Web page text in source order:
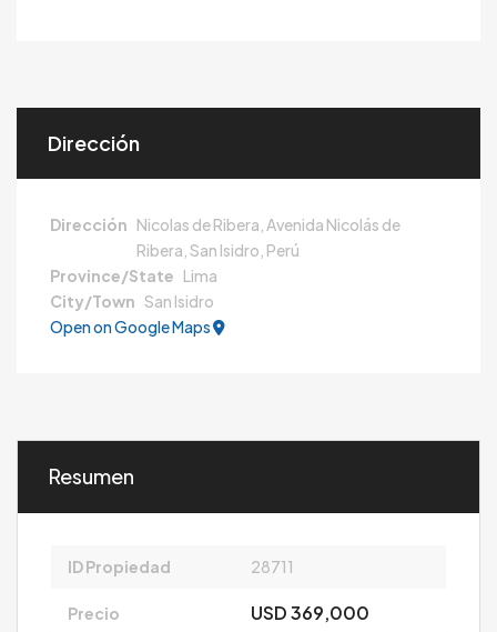
Dirección
Dirección Nicolas de Ribera, Avenida Nicolás de
Ribera, San Isidro, Perú
Province/State Lima
City/Town San Isidro
Open on Google Maps
Resumen
ID Propiedad 28711
Precio USD 369,000